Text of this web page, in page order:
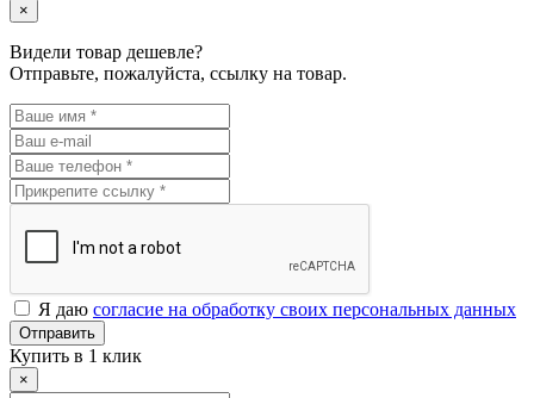
×
Видели товар дешевле?
Отправьте, пожалуйста, ссылку на товар.
Я даю согласие на обработку своих персональных данных
Отправить
Купить в 1 клик
×